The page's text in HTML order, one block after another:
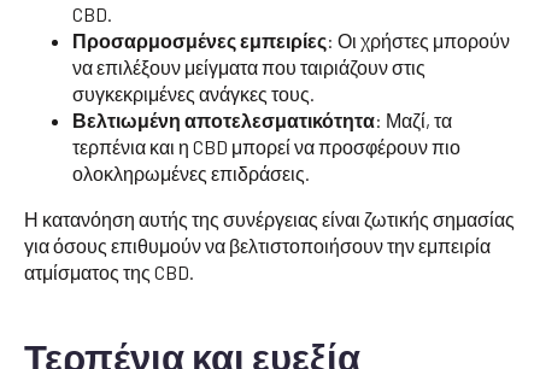
CBD.
Προσαρμοσμένες εμπειρίες: Οι χρήστες μπορούν
να επιλέξουν μείγματα που ταιριάζουν στις
συγκεκριμένες ανάγκες τους.
Βελτιωμένη αποτελεσματικότητα: Μαζί, τα
τερπένια και η CBD μπορεί να προσφέρουν πιο
ολοκληρωμένες επιδράσεις.
Η κατανόηση αυτής της συνέργειας είναι ζωτικής σημασίας
για όσους επιθυμούν να βελτιστοποιήσουν την εμπειρία
ατμίσματος της CBD.
Τερπένια και ευεξία